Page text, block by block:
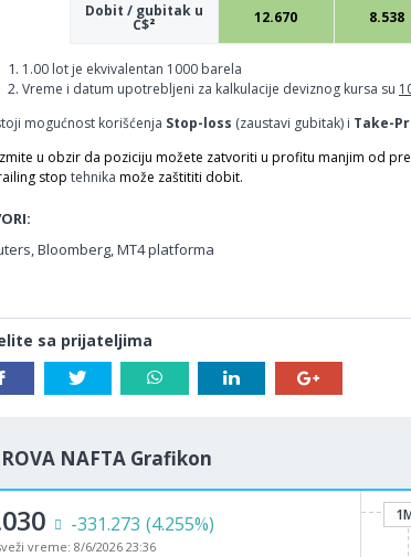
Dobit / gubitak u
C$² 12.670 8.538
1.00 lot je ekvivalentan 1000 barela
Vreme i datum upotrebljeni za kalkulacije deviznog kursa su
mogućnost korišćenja Stop-loss (zaustavi gubitak) i Take-
u obzir da poziciju možete zatvoriti u profitu manjim od
stop tehnika može zaštititi dobit.
Bloomberg, MT4 platforma
sa prijateljima
NAFTA Grafikon
-331.273 (4.255%)
vreme: 8/6/2026 23:36